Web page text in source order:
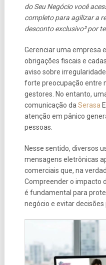
do Seu Negócio você
completo para agilizar a
desconto exclusivo² por
Gerenciar uma empresa
obrigações fiscais e
aviso sobre
forte preocupação entre
gestores. No entanto,
comunicação da Serasa
atenção em pânico
pessoas.
Nesse sentido, diversos
mensagens eletrônicas
comerciais que, na
Compreender o impacto
é fundamental para
negócio e evitar decisões